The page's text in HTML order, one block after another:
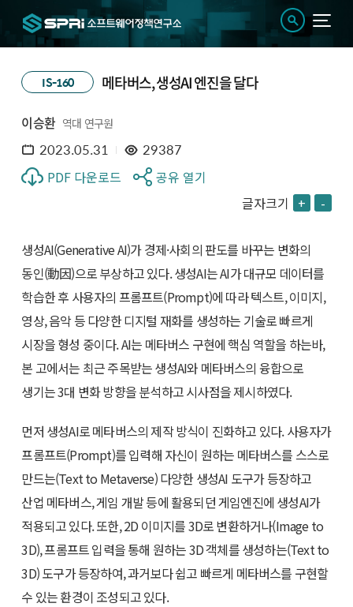
IS-160 메타버스, 생성AI 엔진을 달다
이승환 역대 연구원
2023.05.31 29387
PDF 다운로드
공유 열기
글자크기 + -
생성AI(Generative AI)가 경제·사회의 판도를 바꾸는 변화의
동인(動因)으로 부상하고 있다. 생성AI는 AI가 대규모 데이터를
학습한 후 사용자의 프롬프트(Prompt)에 따라 텍스트, 이미지,
영상, 음악 등 다양한 디지털 재화를 생성하는 기술로 빠르게
시장을 형성 중이다. AI는 메타버스 구현에 핵심 역할을 하는바,
본 고에서는 최근 주목받는 생성AI와 메타버스의 융합으로
생기는 3대 변화 방향을 분석하고 시사점을 제시하였다.
먼저 생성AI로 메타버스의 제작 방식이 진화하고 있다. 사용자가
프롬프트(Prompt)를 입력해 자신이 원하는 메타버스를 스스로
만드는(Text to Metaverse) 다양한 생성AI 도구가 등장하고
산업 메타버스, 게임 개발 등에 활용되던 게임엔진에 생성AI가
적용되고 있다. 또한, 2D 이미지를 3D로 변환하거나(Image to
3D), 프롬프트 입력을 통해 원하는 3D 객체를 생성하는(Text to
3D) 도구가 등장하여, 과거보다 쉽고 빠르게 메타버스를 구현할
수 있는 환경이 조성되고 있다.